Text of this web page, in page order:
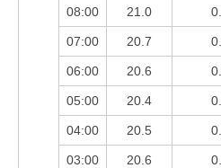
08:00 21.0
07:00 20.7
06:00 20.6
05:00 20.4
04:00 20.5
03:00 20.6